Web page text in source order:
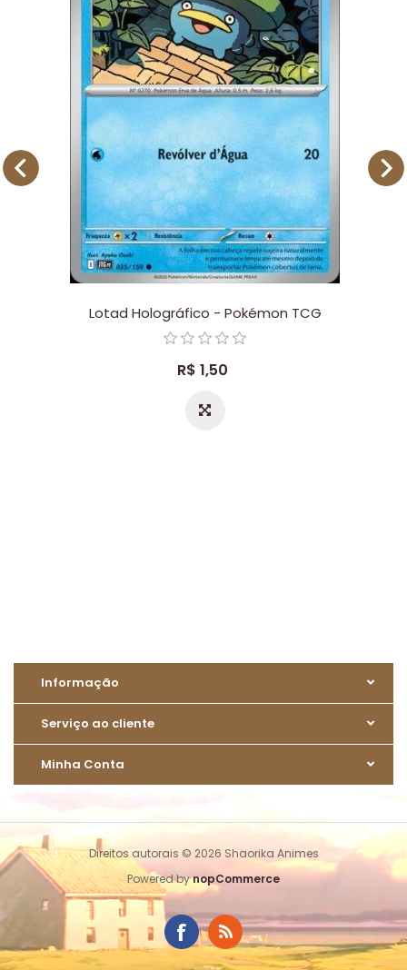
Lotad Holográfico - Pokémon TCG
R$ 1,50
Informação
Serviço ao cliente
Minha Conta
Direitos autorais © 2026 Shaorika Animes
Powered bynopCommerce